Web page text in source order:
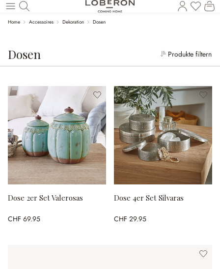
Zum Hauptinhalt springen
Home Accessoires Dekoration Dosen
Dosen Produkte filtern
Dose 2er Set Valerosas
CHF 69.95
Dose 4er Set Silvaras
CHF 29.95